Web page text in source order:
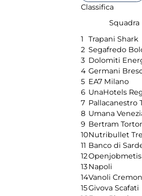
Classifica
Squadra
1
Trapani Shark
2 Segafredo
3 Dolomiti
4 Germani
5 EA7 Milano
6 UnaHotels
7 Pallacanestro
8 Umana
9 Bertram
10Nutribullet
11 Banco di
12Openjobmetis
13Napoli
14Vanoli
15Givova Scafati